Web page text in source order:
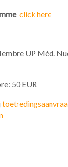
: click here
UP Méd.
50 EUR